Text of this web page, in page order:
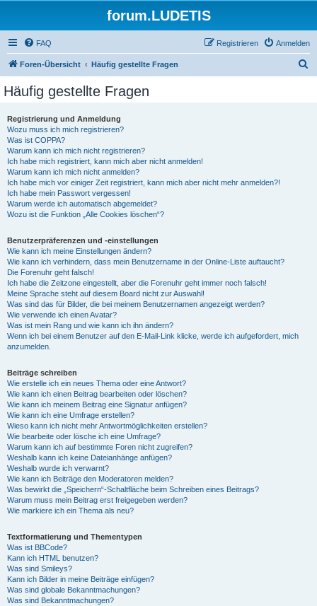
forum.LUDETIS
FAQ Anmelden
Registrieren
Foren-Übersicht Häufig gestellte Fragen
Häufig gestellte Fragen
Registrierung und Anmeldung
Wozu muss ich mich registrieren?
Was ist COPPA?
Warum kann ich mich nicht registrieren?
Ich habe mich registriert, kann mich aber nicht anmelden!
Warum kann ich mich nicht anmelden?
Ich habe mich vor einiger Zeit registriert, kann mich aber nicht mehr anmelden?!
Ich habe mein Passwort vergessen!
Warum werde ich automatisch abgemeldet?
Wozu ist die Funktion „Alle Cookies löschen“?
Benutzerpräferenzen und -einstellungen
Wie kann ich meine Einstellungen ändern?
Wie kann ich verhindern, dass mein Benutzername in der Online-Liste auftaucht?
Die Forenuhr geht falsch!
Ich habe die Zeitzone eingestellt, aber die Forenuhr geht immer noch falsch!
Meine Sprache steht auf diesem Board nicht zur Auswahl!
Was sind das für Bilder, die bei meinem Benutzernamen angezeigt werden?
Wie verwende ich einen Avatar?
Was ist mein Rang und wie kann ich ihn ändern?
Wenn ich bei einem Benutzer auf den E-Mail-Link klicke, werde ich aufgefordert, mich
anzumelden.
Beiträge schreiben
Wie erstelle ich ein neues Thema oder eine Antwort?
Wie kann ich einen Beitrag bearbeiten oder löschen?
Wie kann ich meinem Beitrag eine Signatur anfügen?
Wie kann ich eine Umfrage erstellen?
Wieso kann ich nicht mehr Antwortmöglichkeiten erstellen?
Wie bearbeite oder lösche ich eine Umfrage?
Warum kann ich auf bestimmte Foren nicht zugreifen?
Weshalb kann ich keine Dateianhänge anfügen?
Weshalb wurde ich verwarnt?
Wie kann ich Beiträge den Moderatoren melden?
Was bewirkt die „Speichern“-Schaltfläche beim Schreiben eines Beitrags?
Warum muss mein Beitrag erst freigegeben werden?
Wie markiere ich ein Thema als neu?
Textformatierung und Thementypen
Was ist BBCode?
Kann ich HTML benutzen?
Was sind Smileys?
Kann ich Bilder in meine Beiträge einfügen?
Was sind globale Bekanntmachungen?
Was sind Bekanntmachungen?